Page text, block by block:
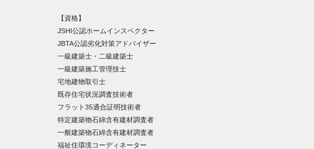
【資格】
JSHI公認ホームインスペクター
JBTA公認劣化対策アドバイザー
一級建築士・二級建築士
一級建築施工管理技士
宅地建物取引士
既存住宅状況調査技術者
フラット35適合証明技術者
特定建築物石綿含有建材調査者
一般建築物石綿含有建材調査者
福祉住環境コーディネーター